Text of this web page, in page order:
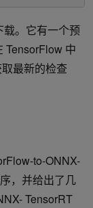
。它有一个预
TensorFlow 中
最新的检查
to-ONNX-
，并给出了几
TensorRT